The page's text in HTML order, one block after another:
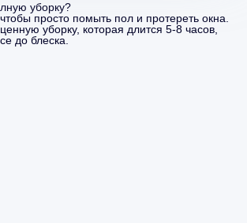
уборку?
просто помыть пол и протереть окна.
уборку, которая длится 5-8 часов,
до блеска.